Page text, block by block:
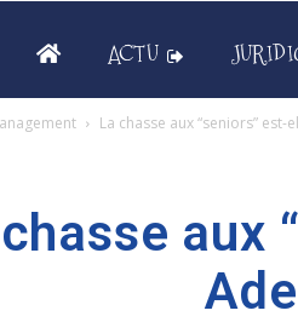
ACTU
La chasse aux “seniors”
aux